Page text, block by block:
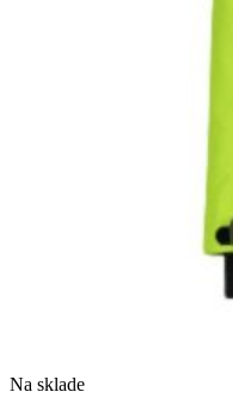
Na sklade